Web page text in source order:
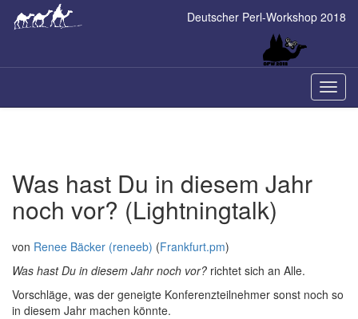
Deutscher Perl-Workshop 2018
ein-/
Was hast Du in diesem Jahr
noch vor? (Lightningtalk)
von Renee Bäcker (‎reneeb‎) (Frankfurt.pm)
Was hast Du in diesem Jahr noch vor? richtet sich an Alle.
Vorschläge, was der geneigte Konferenzteilnehmer sonst noch so
in diesem Jahr machen könnte.